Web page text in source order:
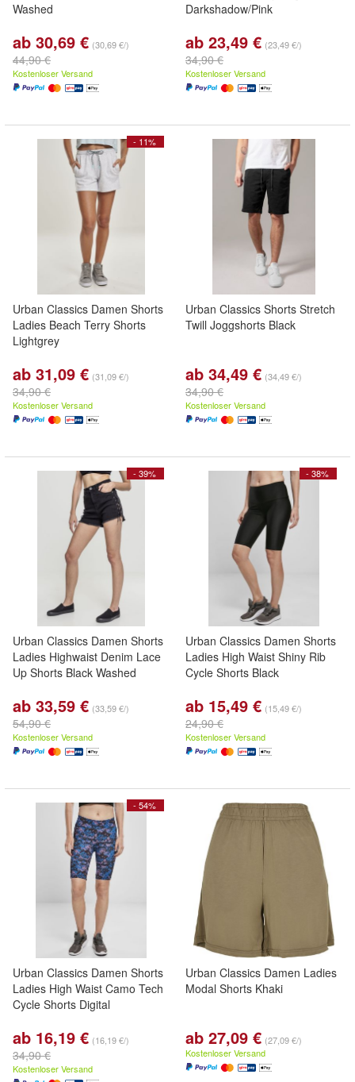
Washed
ab 30,69 € (30,69 €/)
44,90 €
Kostenloser Versand
Darkshadow/Pink
ab 23,49 € (23,49 €/)
34,90 €
Kostenloser Versand
- 11%
Urban Classics Damen Shorts
Ladies Beach Terry Shorts
Lightgrey
ab 31,09 € (31,09 €/)
34,90 €
Kostenloser Versand
Urban Classics Shorts Stretch
Twill Joggshorts Black
ab 34,49 € (34,49 €/)
34,90 €
Kostenloser Versand
- 39%
Urban Classics Damen Shorts
Ladies Highwaist Denim Lace
Up Shorts Black Washed
ab 33,59 € (33,59 €/)
54,90 €
Kostenloser Versand
- 38%
Urban Classics Damen Shorts
Ladies High Waist Shiny Rib
Cycle Shorts Black
ab 15,49 € (15,49 €/)
24,90 €
Kostenloser Versand
- 54%
Urban Classics Damen Shorts
Ladies High Waist Camo Tech
Cycle Shorts Digital
ab 16,19 € (16,19 €/)
34,90 €
Kostenloser Versand
Urban Classics Damen Ladies
Modal Shorts Khaki
ab 27,09 € (27,09 €/)
Kostenloser Versand